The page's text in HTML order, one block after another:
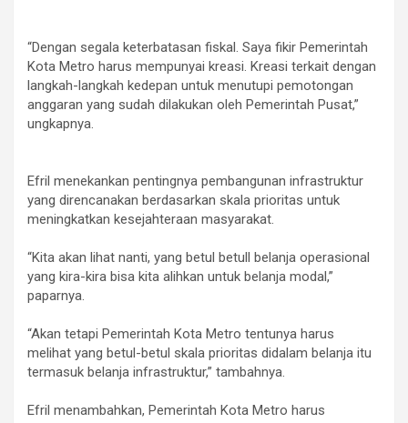
‎“Dengan segala keterbatasan fiskal. Saya fikir Pemerintah
Kota Metro harus mempunyai kreasi. Kreasi terkait dengan
langkah-langkah kedepan untuk menutupi pemotongan
anggaran yang sudah dilakukan oleh Pemerintah Pusat,”
ungkapnya.
‎Efril menekankan pentingnya pembangunan infrastruktur
yang direncanakan berdasarkan skala prioritas untuk
meningkatkan kesejahteraan masyarakat.
‎“Kita akan lihat nanti, yang betul betull belanja operasional
yang kira-kira bisa kita alihkan untuk belanja modal,”
paparnya.
‎“Akan tetapi Pemerintah Kota Metro tentunya harus
melihat yang betul-betul skala prioritas didalam belanja itu
termasuk belanja infrastruktur,” tambahnya.
‎Efril menambahkan, Pemerintah Kota Metro harus